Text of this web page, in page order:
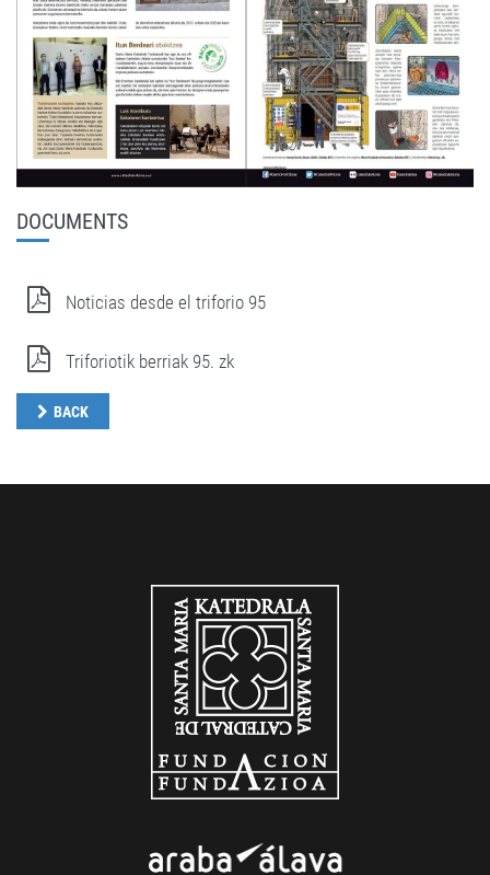
DOCUMENTS
Noticias desde el triforio 95
Triforiotik berriak 95. zk
BACK